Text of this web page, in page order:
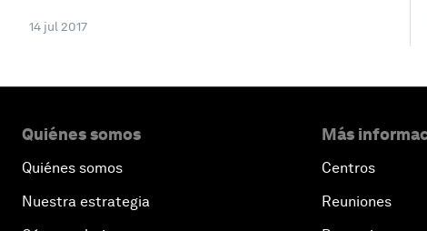
14 jul 2017
Quiénes somos
Quiénes somos
Nuestra estrategia
Más
Centros
Reuniones